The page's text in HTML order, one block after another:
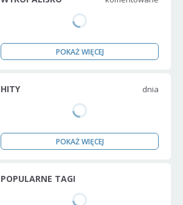
POKAŻ WIĘCEJ
HITY dnia
POKAŻ WIĘCEJ
POPULARNE TAGI